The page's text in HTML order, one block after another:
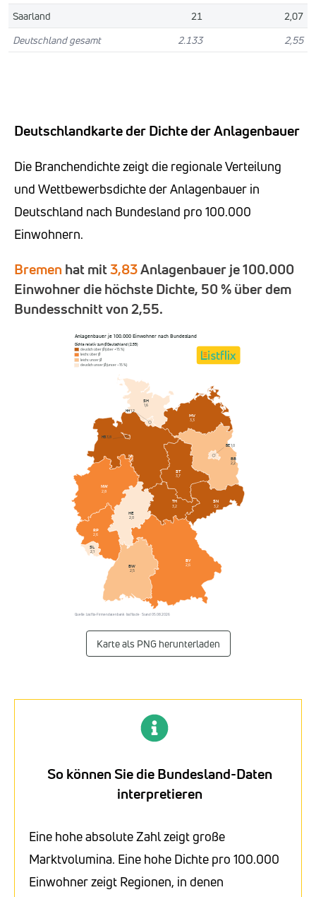
Saarland
21
2,07
Deutschland gesamt
2.133 2,55
Deutschlandkarte der Dichte der Anlagenbauer
Die Branchendichte zeigt die regionale Verteilung
und Wettbewerbsdichte der Anlagenbauer in
Deutschland nach Bundesland pro 100.000
Einwohnern.
Bremen hat mit3,83Anlagenbauer je 100.000
Einwohner die höchste Dichte, 50 % über dem
Bundesschnitt von 2,55.
Anlagenbauer je 100.000 Einwohner nach Bundesland
Dichte relativ zum Ø Deutschland (2,55)
deutlich über Ø (über +15 %)
leicht über Ø
leicht unter Ø
deutlich unter Ø (unter −15 %)
BW
2,5
BY
2,6
BB
2,2
HE
2,0
MV
3,3
NI
3,0
NW
2,8
RP
2,6
SL
2,1
ST
3,7
SN
3,2
SH
1,6
TH
3,2
BE1,0
HB3,8
HH1,2
Quelle: Listflix-Firmendatenbank · listflix.de · Stand 05.08.2026
Karte als PNG herunterladen
So können Sie die Bundesland-Daten
interpretieren
Eine hohe absolute Zahl zeigt große
Marktvolumina. Eine hohe Dichte pro 100.000
Einwohner zeigt Regionen, in denen